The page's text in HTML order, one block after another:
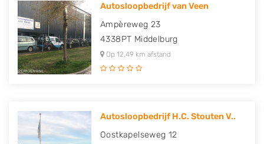
Autosloopbedrijf van Veen
Ampèreweg 23
4338PT Middelburg
Op 12,49 km afstand
Autosloopbedrijf H.C. Stouten V..
Oostkapelseweg 12